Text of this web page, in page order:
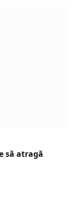
să atragă